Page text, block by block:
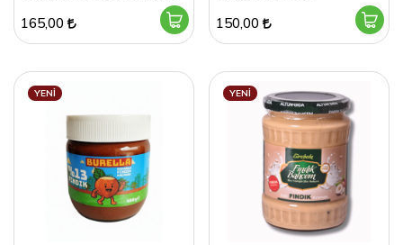
165,00 150,00
YENI YENI